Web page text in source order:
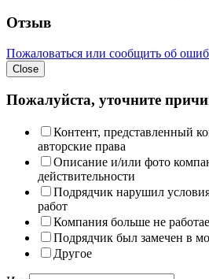
Отзыв
Пожаловаться или сообщить об
Close
Пожалуйста, уточните
Контент, представленный
авторские права
Описание и/или фото
действительности
Подрядчик нарушил
работ
Компания больше не
Подрядчик был замечен в
Другое